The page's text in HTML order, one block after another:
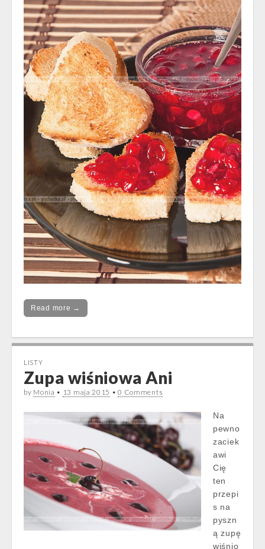
Read more →
LISTY
Zupa wiśniowa Ani
by Monia • 13 maja 2015 •0 Comments
Na
pewno
zaciek
awi
Cię
ten
przepi
s na
pyszn
ą zupę
wiśnio